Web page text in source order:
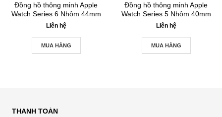
Đồng hồ thông minh Apple
Watch Series 6 Nhôm 44mm
GPS Silver New Seal
Liên hệ
MUA HÀNG
Đồng hồ thông minh Apple
Watch Series 5 Nhôm 40mm
GPS+LTE Gold New Seal
Liên hệ
MUA HÀNG
THANH TOÁN